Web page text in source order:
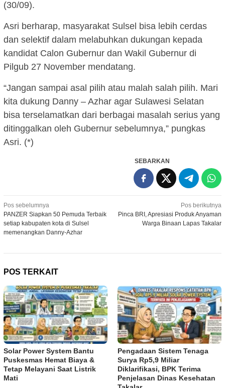
(30/09).
Asri berharap, masyarakat Sulsel bisa lebih cerdas
dan selektif dalam melabuhkan dukungan kepada
kandidat Calon Gubernur dan Wakil Gubernur di
Pilgub 27 November mendatang.
“Jangan sampai asal pilih atau malah salah pilih. Mari
kita dukung Danny – Azhar agar Sulawesi Selatan
bisa terselamatkan dari berbagai masalah serius yang
ditinggalkan oleh Gubernur sebelumnya,” pungkas
Asri. (*)
SEBARKAN
Navigasi
pos
Pos sebelumnya
PANZER Siapkan 50 Pemuda Terbaik
setiap kabupaten kota di Sulsel
memenangkan Danny-Azhar
Pos berikutnya
Pinca BRI, Apresiasi Produk Anyaman
Warga Binaan Lapas Takalar
POS TERKAIT
Solar Power System Bantu
Puskesmas Hemat Biaya &
Tetap Melayani Saat Listrik
Mati
Pengadaan Sistem Tenaga
Surya Rp5,9 Miliar
Diklarifikasi, BPK Terima
Penjelasan Dinas Kesehatan